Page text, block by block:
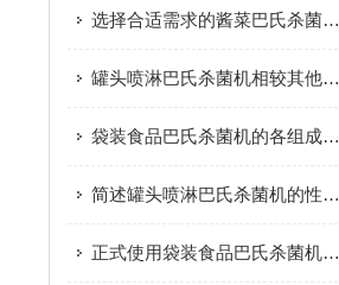
选择合适需求的酱菜巴氏杀菌机可确保有效的杀菌和保护
罐头喷淋巴氏杀菌机相较其他杀菌设备的优点介绍
袋装食品巴氏杀菌机的各组成结构原理分享
简述罐头喷淋巴氏杀菌机的性能特点
正式使用袋装食品巴氏杀菌机前要做好以下测试工作